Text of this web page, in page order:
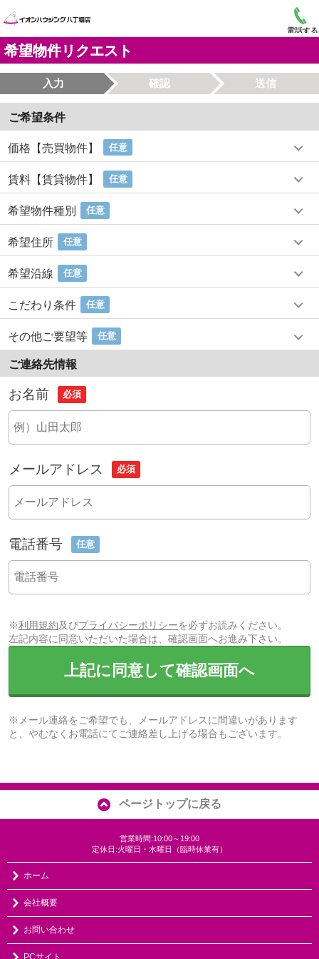
電話する
希望物件リクエスト
入力 確認 送信
ご希望条件
価格【売買物件】 任意
賃料【賃貸物件】 任意
希望物件種別 任意
希望住所 任意
希望沿線 任意
こだわり条件 任意
その他ご要望等 任意
ご連絡先情報
お名前 必須
メールアドレス 必須
電話番号 任意
※利用規約及びプライバシーポリシーを必ずお読みください。
左記内容に同意いただいた場合は、確認画面へお進み下さい。
上記に同意して確認画面へ
※メール連絡をご希望でも、メールアドレスに間違いがあります
と、やむなくお電話にてご連絡差し上げる場合もございます。
ページトップに戻る
営業時間:10:00～19:00
定休日:火曜日・水曜日（臨時休業有）
ホーム
会社概要
お問い合わせ